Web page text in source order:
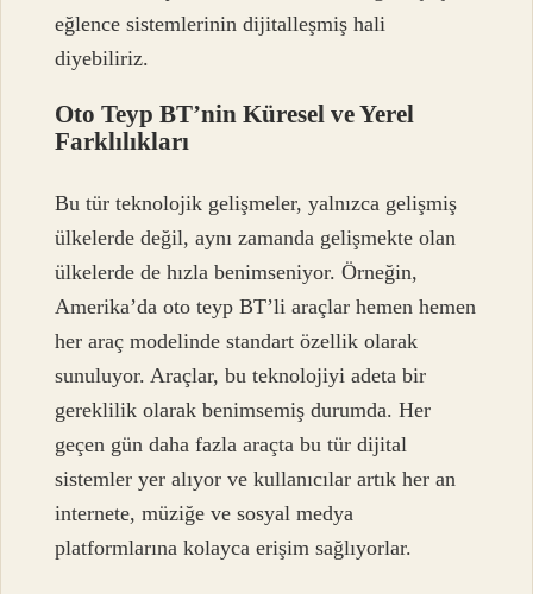
eğlence sistemlerinin dijitalleşmiş hali
diyebiliriz.
Oto Teyp BT’nin Küresel ve Yerel
Farklılıkları
Bu tür teknolojik gelişmeler, yalnızca gelişmiş
ülkelerde değil, aynı zamanda gelişmekte olan
ülkelerde de hızla benimseniyor. Örneğin,
Amerika’da oto teyp BT’li araçlar hemen hemen
her araç modelinde standart özellik olarak
sunuluyor. Araçlar, bu teknolojiyi adeta bir
gereklilik olarak benimsemiş durumda. Her
geçen gün daha fazla araçta bu tür dijital
sistemler yer alıyor ve kullanıcılar artık her an
internete, müziğe ve sosyal medya
platformlarına kolayca erişim sağlıyorlar.